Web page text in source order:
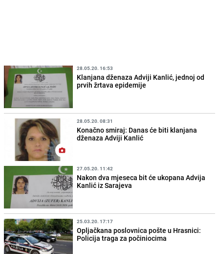
28.05.20. 16:53
Klanjana dženaza Adviji Kanlić, jednoj od
prvih žrtava epidemije
28.05.20. 08:31
Konačno smiraj: Danas će biti klanjana
dženaza Adviji Kanlić
27.05.20. 11:42
Nakon dva mjeseca bit će ukopana Advija
Kanlić iz Sarajeva
25.03.20. 17:17
Opljačkana poslovnica pošte u Hrasnici:
Policija traga za počiniocima